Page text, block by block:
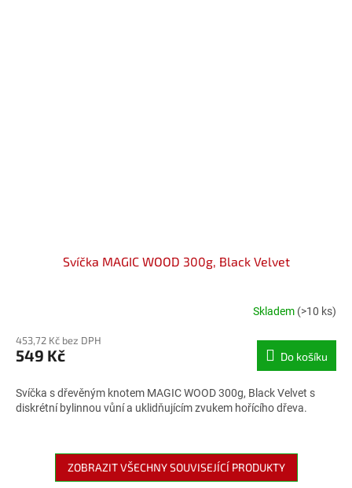
Svíčka MAGIC WOOD 300g, Black Velvet
produktu
je
z
5
Skladem (>10 ks)
453,72 Kč bez DPH
549 Kč Do košíku
Svíčka s dřevěným knotem MAGIC WOOD 300g, Black Velvet s
diskrétní bylinnou vůní a uklidňujícím zvukem hořícího dřeva.
ZOBRAZIT VŠECHNY SOUVISEJÍCÍ PRODUKTY